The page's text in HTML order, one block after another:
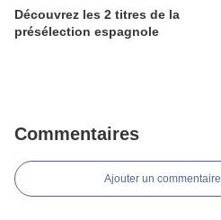
Découvrez les 2 titres de la
présélection espagnole
Commentaires
Ajouter un commentaire